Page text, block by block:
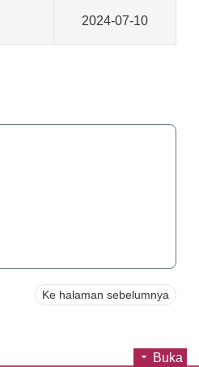
2024-07-10
Ke halaman sebelumnya
Buka